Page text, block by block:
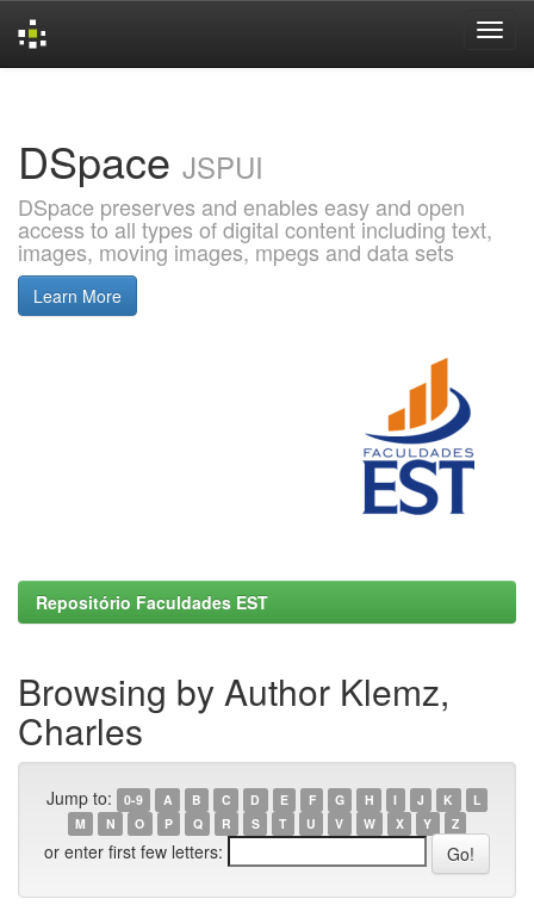
DSpace JSPUI
DSpace preserves and enables easy and open
access to all types of digital content including text,
images, moving images, mpegs and data sets
Learn More
Repositório Faculdades EST
Browsing by Author Klemz,
Charles
Jump to: 0-9 A B C D E F G H I J K
L
M
N O P Q R S T U V W X Y Z
or enter first few letters: